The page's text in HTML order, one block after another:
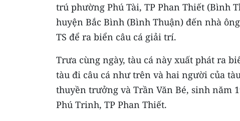
trú phường Phú Tài, TP Phan Thiết (Bình
huyện Bắc Bình (Bình Thuận) đến nhà
TS để ra biển câu cá giải trí.
Trưa cùng ngày, tàu cá này xuất phát ra
tàu đi câu cá như trên và hai người của
thuyền trưởng và Trần Văn Bé, sinh năm
Phú Trinh, TP Phan Thiết.